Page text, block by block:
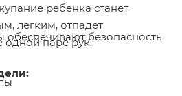
ребенка станет
легким, отпадет
одной паре рук.
обеспечивают безопасность